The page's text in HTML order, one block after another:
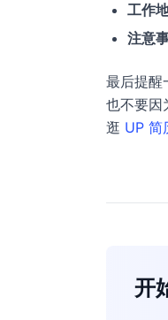
工作
注意
最后提醒
也不要因
逛 UP 简
开